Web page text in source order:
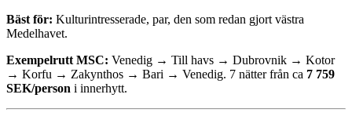
Bäst för: Kulturintresserade, par, den som redan gjort västra
Medelhavet.
Exempelrutt MSC: Venedig → Till havs → Dubrovnik → Kotor
→ Korfu → Zakynthos → Bari → Venedig. 7 nätter från ca 7 759
SEK/person i innerhytt.